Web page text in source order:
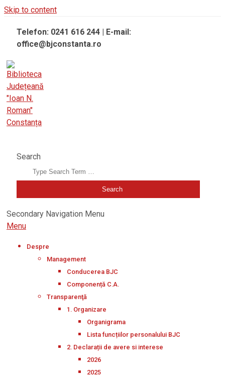
Skip to content
Telefon: 0241 616 244 | E-mail:
office@bjconstanta.ro
Search
Secondary Navigation Menu
Menu
Despre
Management
Conducerea BJC
Componență C.A.
Transparenţă
1. Organizare
Organigrama
Lista funcțiilor personalului BJC
2. Declarații de avere si interese
2026
2025